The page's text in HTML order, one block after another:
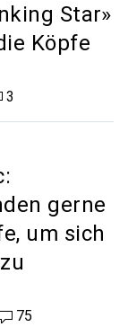
Star»
Köpfe
3
gerne
um sich
Kommentare
75